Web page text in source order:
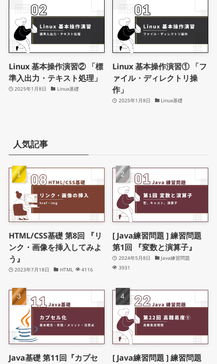
Linux 基本操作演習② 「標
準入出力・テキスト処理」
2025年1月8日 Linux基礎
Linux 基本操作演習① 「フ
ァイル・ディレクトリ操
作」
2025年1月8日 Linux基礎
人気記事
HTML/CSS基礎 第8回 『リ
ンク・画像を挿入してみよ
う』
2023年7月18日 HTML 4116
[ Java練習問題 ] 練習問題
第1回 『変数と演算子』
2024年5月8日
Java練習問題
3931
Java基礎 第11回『カプセ
[ Java練習問題 ] 練習問題